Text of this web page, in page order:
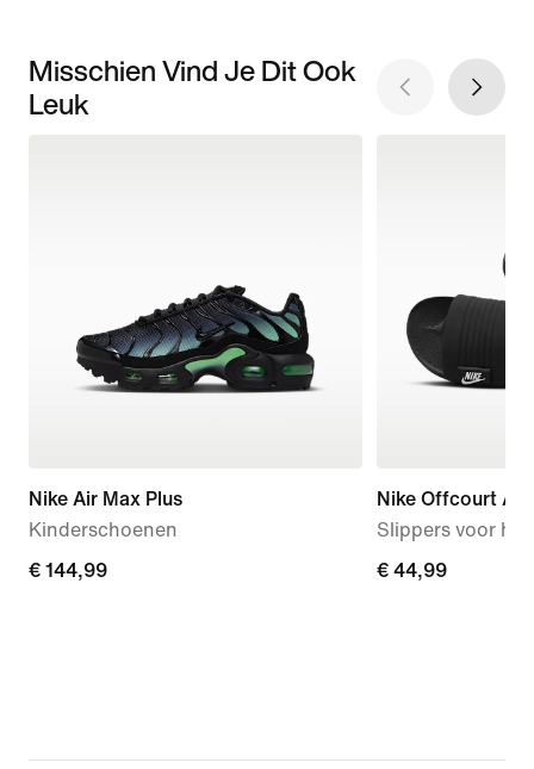
Misschien Vind Je Dit Ook
Leuk
Nike Air Max Plus
Kinderschoenen
€ 144,99
€ 144,99
Nike Offcourt
Slippers voor
€ 44,99
€ 44,99